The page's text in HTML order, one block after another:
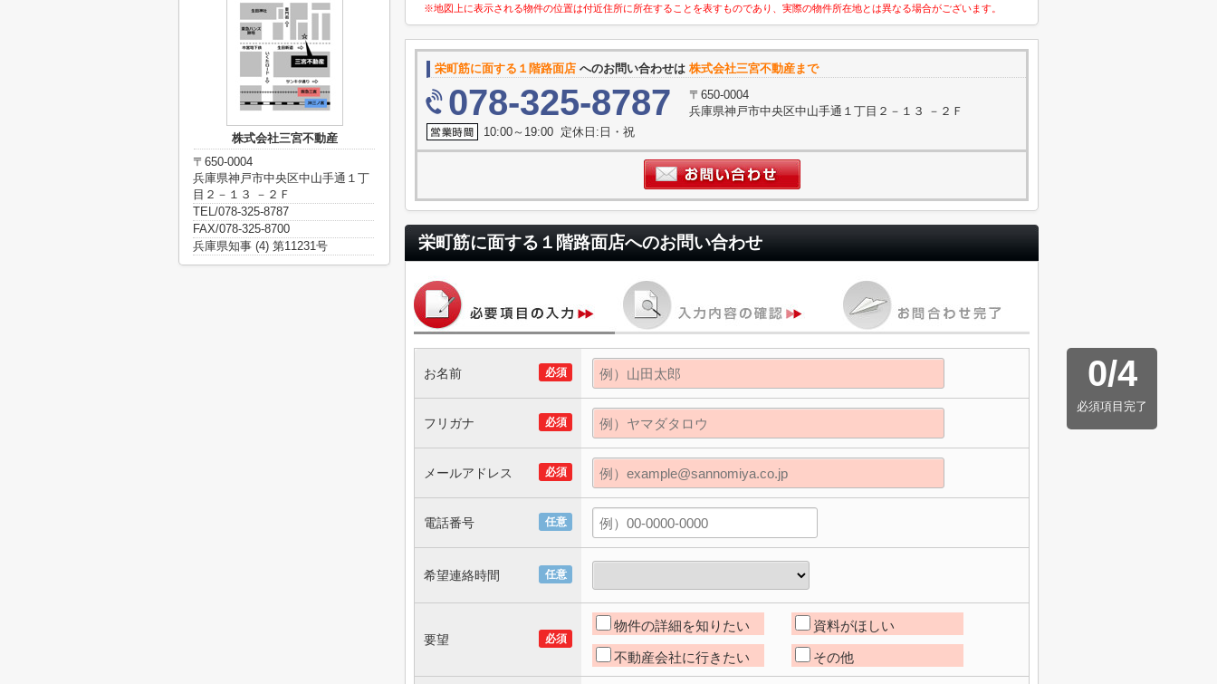
※地図上に表示される物件の位置は付近住所に所在することを表すものであり、実際の物件所在地とは異なる場合がございます。
栄町筋に面する１階路面店 へのお問い合わせは 株式会社三宮不動産まで
078-325-8787
〒650-0004
兵庫県神戸市中央区中山手通１丁目２－１３ －２Ｆ
10:00～19:00 定休日:日・祝
栄町筋に面する１階路面店へのお問い合わせ
0/4
必須項目完了
必須
お名前
必須
フリガナ
必須
メールアドレス
任意
電話番号
任意
希望連絡時間
必須
要望
物件の詳細を知りたい 資料がほしい
不動産会社に行きたい その他
株式会社三宮不動産
〒650-0004
兵庫県神戸市中央区中山手通１丁
目２－１３ －２Ｆ
TEL/078-325-8787
FAX/078-325-8700
兵庫県知事 (4) 第11231号